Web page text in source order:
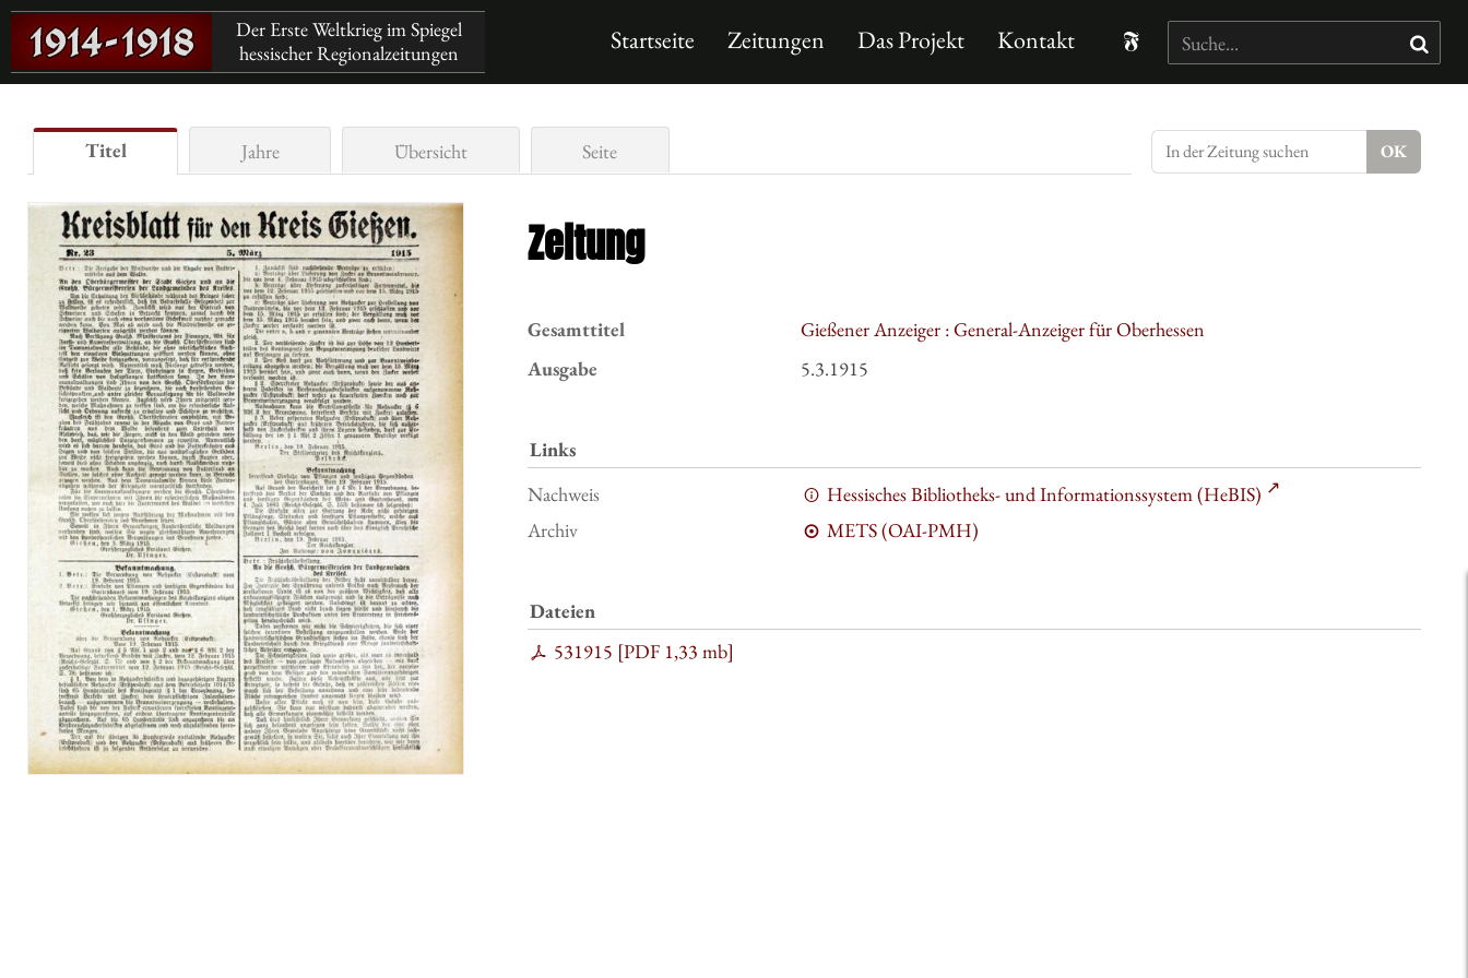
Der Erste Weltkrieg im Spiegel
hessischer Regionalzeitungen
Startseite Zeitungen Das Projekt Kontakt
Titel Jahre Übersicht Seite
Zeitung
Gesamttitel
Gießener Anzeiger : General-Anzeiger für Oberhessen
Ausgabe
5.3.1915
Links
Nachweis
Hessisches Bibliotheks- und Informationssystem (HeBIS)
Archiv
METS (OAI-PMH)
Dateien
531915 [PDF1,33 mb]